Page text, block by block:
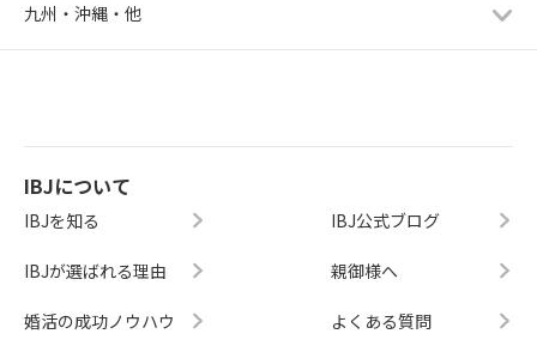
九州・沖縄・他
IBJについて
IBJを知る
IBJが選ばれる理由
婚活の成功ノウハウ
IBJ公式ブログ
親御様へ
よくある質問